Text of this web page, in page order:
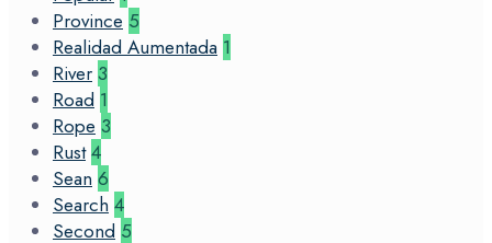
Province 5
Realidad Aumentada 1
River 3
Road 1
Rope 3
Rust 4
Sean 6
Search 4
Second 5